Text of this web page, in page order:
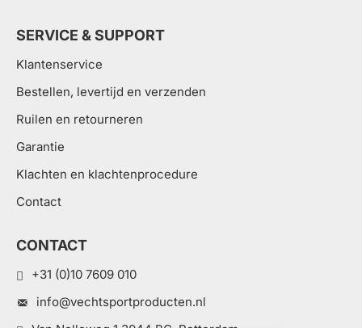
SERVICE & SUPPORT
Klantenservice
Bestellen, levertijd en verzenden
Ruilen en retourneren
Garantie
Klachten en klachtenprocedure
Contact
CONTACT
+31 (0)10 7609 010
info@vechtsportproducten.nl